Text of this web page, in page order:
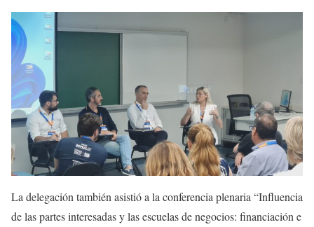
La delegación también asistió a la conferencia plenaria “Influencia
de las partes interesadas y las escuelas de negocios: financiación e